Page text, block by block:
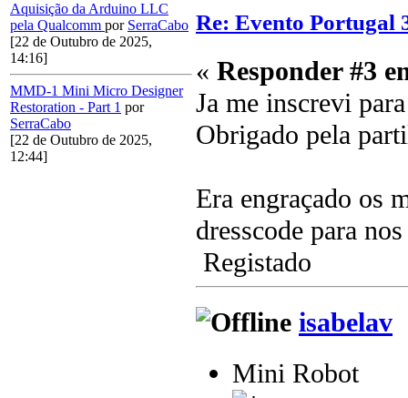
Aquisição da Arduino LLC
pela Qualcomm por SerraCabo
[22 de Outubro de 2025,
14:16]
MMD-1 Mini Micro Designer
Restoration - Part 1 por
SerraCabo
[22 de Outubro de 2025,
12:44]
Re: Evento Portugal
« Responder #3
Ja me inscrevi
Obrigado pela
Era engraçado os
dresscode para
Registado
isabelav
Mini Robot